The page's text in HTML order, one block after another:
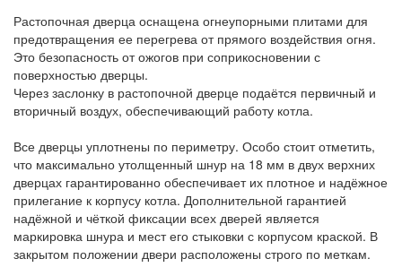
Растопочная дверца оснащена огнеупорными плитами для
предотвращения ее перегрева от прямого воздействия огня.
Это безопасность от ожогов при соприкосновении с
поверхностью дверцы.
Через заслонку в растопочной дверце подаётся первичный и
вторичный воздух, обеспечивающий работу котла.
Все дверцы уплотнены по периметру. Особо стоит отметить,
что максимально утолщенный шнур на 18 мм в двух верхних
дверцах гарантированно обеспечивает их плотное и надёжное
прилегание к корпусу котла. Дополнительной гарантией
надёжной и чёткой фиксации всех дверей является
маркировка шнура и мест его стыковки с корпусом краской. В
закрытом положении двери расположены строго по меткам.